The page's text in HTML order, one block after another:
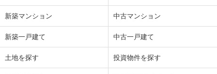
新築マンション 中古マンション
新築一戸建て 中古一戸建て
土地を探す 投資物件を探す